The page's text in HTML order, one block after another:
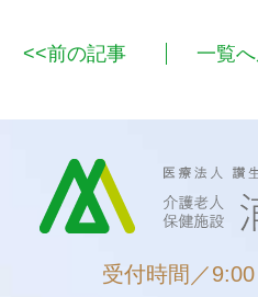
<<前の記事 一覧
受付時間／